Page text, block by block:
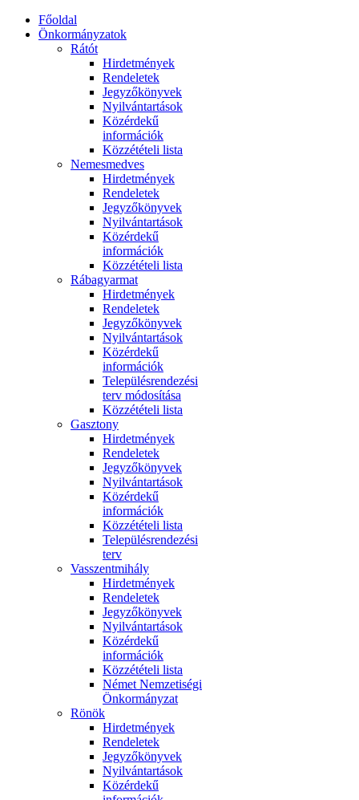
Főoldal
Önkormányzatok
Rátót
Hirdetmények
Rendeletek
Jegyzőkönyvek
Nyilvántartások
Közérdekű
információk
Közzétételi lista
Nemesmedves
Hirdetmények
Rendeletek
Jegyzőkönyvek
Nyilvántartások
Közérdekű
információk
Közzétételi lista
Rábagyarmat
Hirdetmények
Rendeletek
Jegyzőkönyvek
Nyilvántartások
Közérdekű
információk
Településrendezési
terv módosítása
Közzétételi lista
Gasztony
Hirdetmények
Rendeletek
Jegyzőkönyvek
Nyilvántartások
Közérdekű
információk
Közzétételi lista
Településrendezési
terv
Vasszentmihály
Hirdetmények
Rendeletek
Jegyzőkönyvek
Nyilvántartások
Közérdekű
információk
Közzétételi lista
Német Nemzetiségi
Önkormányzat
Rönök
Hirdetmények
Rendeletek
Jegyzőkönyvek
Nyilvántartások
Közérdekű